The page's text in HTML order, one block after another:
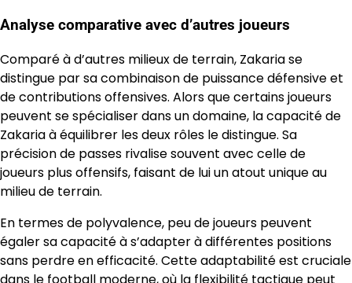
Analyse comparative avec d’autres joueurs
Comparé à d’autres milieux de terrain, Zakaria se
distingue par sa combinaison de puissance défensive et
de contributions offensives. Alors que certains joueurs
peuvent se spécialiser dans un domaine, la capacité de
Zakaria à équilibrer les deux rôles le distingue. Sa
précision de passes rivalise souvent avec celle de
joueurs plus offensifs, faisant de lui un atout unique au
milieu de terrain.
En termes de polyvalence, peu de joueurs peuvent
égaler sa capacité à s’adapter à différentes positions
sans perdre en efficacité. Cette adaptabilité est cruciale